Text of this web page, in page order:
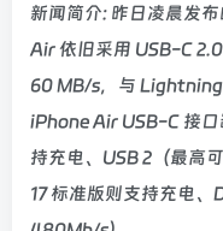
新闻简介: 昨日凌晨发
Air 依旧采用 USB-C
60 MB/s，与 Lightning
iPhone Air USB-C 接
持充电、USB 2（最高
17 标准版则支持充电